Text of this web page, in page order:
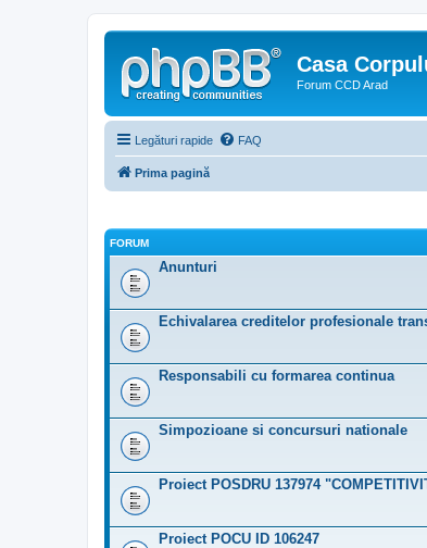
Casa
Forum CCD Arad
Legături rapide FAQ
Prima pagină
FORUM
Anunturi
Echivalarea creditelor profesionale
Responsabili cu formarea continua
Simpozioane si concursuri nationale
Proiect POSDRU 137974
Proiect POCU ID 106247